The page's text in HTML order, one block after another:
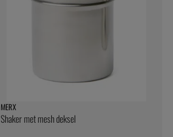
MERX
Shaker met mesh deksel